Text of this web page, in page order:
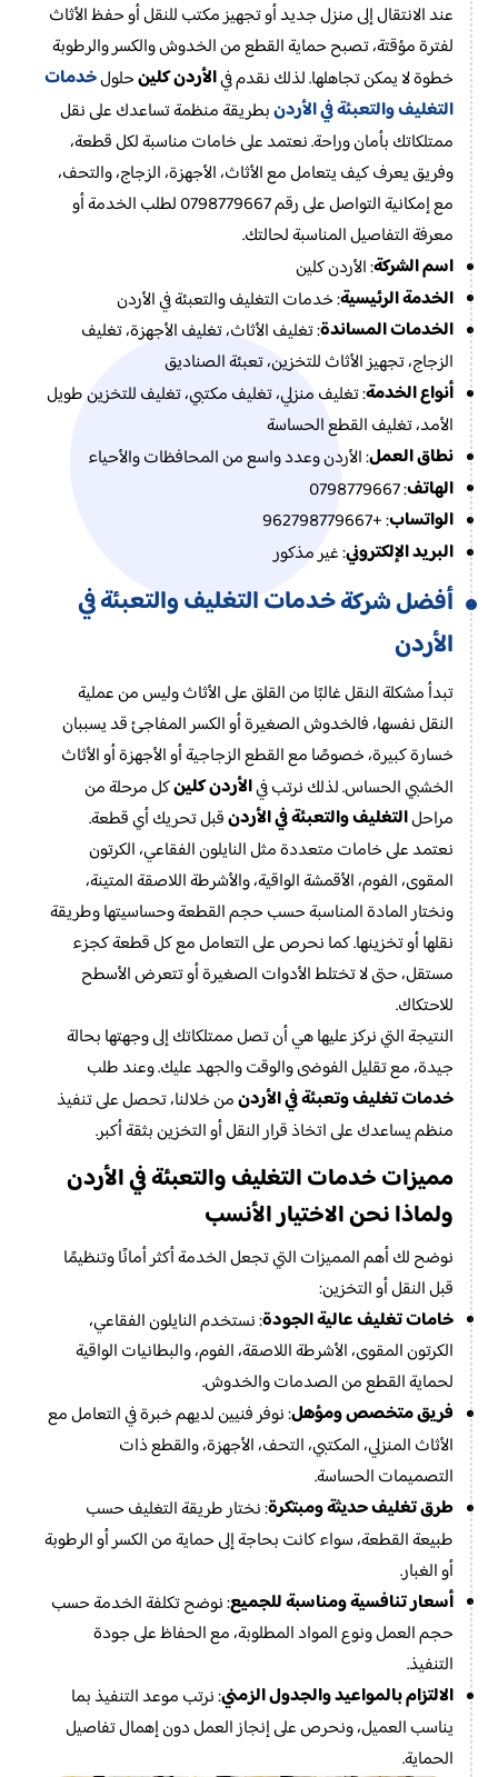
عند الانتقال إلى منزل جديد أو تجهيز مكتب للنقل أو حفظ الأثاث
لفترة مؤقتة، تصبح حماية القطع من الخدوش والكسر والرطوبة
خطوة لا يمكن تجاهلها. لذلك نقدم فيالأردن كلينحلولخدمات
التغليف والتعبئة في الأردنبطريقة منظمة تساعدك على نقل
ممتلكاتك بأمان وراحة. نعتمد على خامات مناسبة لكل قطعة،
وفريق يعرف كيف يتعامل مع الأثاث، الأجهزة، الزجاج، والتحف،
مع إمكانية التواصل على رقم 0798779667 لطلب الخدمة أو
معرفة التفاصيل المناسبة لحالتك.
اسم الشركة: الأردن كلين
الخدمة الرئيسية: خدمات التغليف والتعبئة في الأردن
الخدمات المساندة: تغليف الأثاث، تغليف الأجهزة، تغليف
الزجاج، تجهيز الأثاث للتخزين، تعبئة الصناديق
أنواع الخدمة: تغليف منزلي، تغليف مكتبي، تغليف للتخزين طويل
الأمد، تغليف القطع الحساسة
نطاق العمل: الأردن وعدد واسع من المحافظات والأحياء
الهاتف: 0798779667
الواتساب: +962798779667
البريد الإلكتروني: غير مذكور
أفضل شركةخدمات التغليف والتعبئة في
الأردن
تبدأ مشكلة النقل غالبًا من القلق على الأثاث وليس من عملية
النقل نفسها، فالخدوش الصغيرة أو الكسر المفاجئ قد يسببان
خسارة كبيرة، خصوصًا مع القطع الزجاجية أو الأجهزة أو الأثاث
الخشبي الحساس. لذلك نرتب فيالأردن كلينكل مرحلة من
مراحلالتغليف والتعبئة في الأردنقبل تحريك أي قطعة.
نعتمد على خامات متعددة مثل النايلون الفقاعي، الكرتون
المقوى، الفوم، الأقمشة الواقية، والأشرطة اللاصقة المتينة،
ونختار المادة المناسبة حسب حجم القطعة وحساسيتها وطريقة
نقلها أو تخزينها. كما نحرص على التعامل مع كل قطعة كجزء
مستقل، حتى لا تختلط الأدوات الصغيرة أو تتعرض الأسطح
للاحتكاك.
النتيجة التي نركز عليها هي أن تصل ممتلكاتك إلى وجهتها بحالة
جيدة، مع تقليل الفوضى والوقت والجهد عليك. وعند طلب
خدمات تغليف وتعبئة في الأردنمن خلالنا، تحصل على تنفيذ
منظم يساعدك على اتخاذ قرار النقل أو التخزين بثقة أكبر.
مميزاتخدمات التغليف والتعبئة في الأردن
ولماذا نحن الاختيار الأنسب
نوضح لك أهم المميزات التي تجعل الخدمة أكثر أمانًا وتنظيمًا
قبل النقل أو التخزين:
خامات تغليف عالية الجودة: نستخدم النايلون الفقاعي،
الكرتون المقوى، الأشرطة اللاصقة، الفوم، والبطانيات الواقية
لحماية القطع من الصدمات والخدوش.
فريق متخصص ومؤهل: نوفر فنيين لديهم خبرة في التعامل مع
الأثاث المنزلي، المكتبي، التحف، الأجهزة، والقطع ذات
التصميمات الحساسة.
طرق تغليف حديثة ومبتكرة: نختار طريقة التغليف حسب
طبيعة القطعة، سواء كانت بحاجة إلى حماية من الكسر أو الرطوبة
أو الغبار.
أسعار تنافسية ومناسبة للجميع: نوضح تكلفة الخدمة حسب
حجم العمل ونوع المواد المطلوبة، مع الحفاظ على جودة
التنفيذ.
الالتزام بالمواعيد والجدول الزمني: نرتب موعد التنفيذ بما
يناسب العميل، ونحرص على إنجاز العمل دون إهمال تفاصيل
الحماية.